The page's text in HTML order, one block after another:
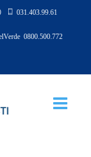
031.403.99.61
0800.500.772